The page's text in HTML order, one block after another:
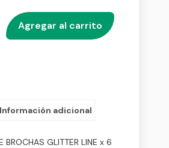
Agregar al carrito
Información adicional
BROCHAS GLITTER LINE x 6